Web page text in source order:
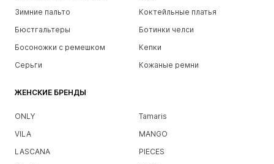
Зимние пальто
Коктейльные платья
Бюстгальтеры
Ботинки челси
Босоножки с ремешком
Кепки
Серьги
Кожаные ремни
ЖЕНСКИЕ БРЕНДЫ
ONLY
Tamaris
VILA
MANGO
LASCANA
PIECES